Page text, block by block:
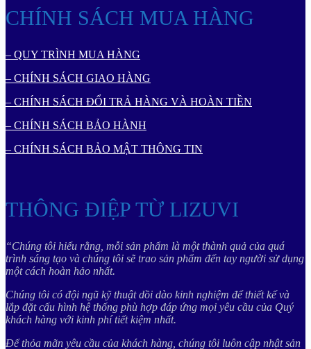
CHÍNH SÁCH MUA HÀNG
– QUY TRÌNH MUA HÀNG
– CHÍNH SÁCH GIAO HÀNG
– CHÍNH SÁCH ĐỔI TRẢ HÀNG VÀ HOÀN TIỀN
– CHÍNH SÁCH BẢO HÀNH
– CHÍNH SÁCH BẢO MẬT THÔNG TIN
THÔNG ĐIỆP TỪ LIZUVI
“Chúng tôi hiểu rằng, mỗi sản phẩm là một thành quả của quá
trình sáng tạo và chúng tôi sẽ trao sản phẩm đến tay người sử dụng
một cách hoàn hảo nhất.
Chúng tôi có đội ngũ kỹ thuật dồi dào kinh nghiệm để thiết kế và
lắp đặt cấu hình hệ thống phù hợp đáp ứng mọi yêu cầu của Quý
khách hàng với kinh phí tiết kiệm nhất.
Để thỏa mãn yêu cầu của khách hàng, chúng tôi luôn cập nhật sản